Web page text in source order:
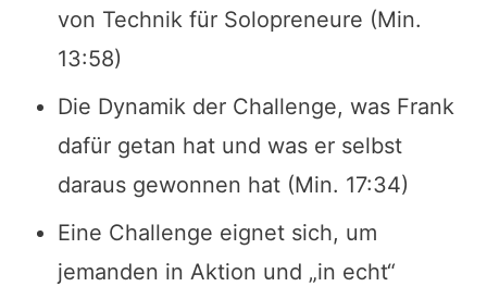
von Technik für Solopreneure (Min.
13:58)
Die Dynamik der Challenge, was Frank
dafür getan hat und was er selbst
daraus gewonnen hat (Min. 17:34)
Eine Challenge eignet sich, um
jemanden in Aktion und „in echt“